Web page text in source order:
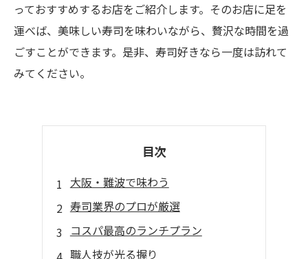
っておすすめするお店をご紹介します。そのお店に足を
運べば、美味しい寿司を味わいながら、贅沢な時間を過
ごすことができます。是非、寿司好きなら一度は訪れて
みてください。
目次
大阪・難波で味わう
寿司業界のプロが厳選
コスパ最高のランチプラン
職人技が光る握り